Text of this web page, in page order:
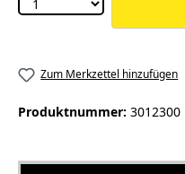
Zum Merkzettel hinzufügen
Produktnummer: 3012300